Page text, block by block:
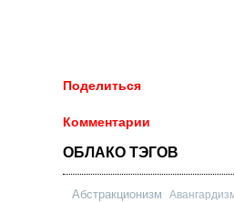
Поделиться
Комментарии
ОБЛАКО ТЭГОВ
Абстракционизм